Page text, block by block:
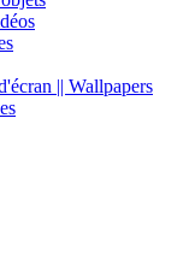
|| Wallpapers